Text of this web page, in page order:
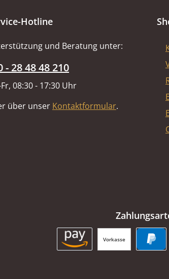
Hotline
und Beratung unter:
- 28 48 48 210
08:30 - 17:30 Uhr
über unser Kontaktformular.
Vorkasse